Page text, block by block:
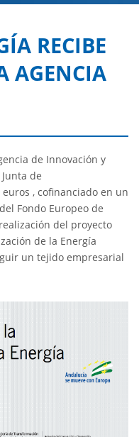
RECIBE
AGENCIA
de Innovación y
de
, cofinanciado en un
Fondo Europeo de
del proyecto
de la Energía
un tejido empresarial